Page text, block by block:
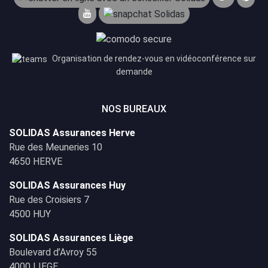
Organisation de rendez-vous en vidéoconférence sur
demande
NOS BUREAUX
SOLIDAS Assurances Herve
Rue des Meuneries 10
4650 HERVE
SOLIDAS Assurances Huy
Rue des Croisiers 7
4500 HUY
SOLIDAS Assurances Liège
Boulevard d’Avroy 55